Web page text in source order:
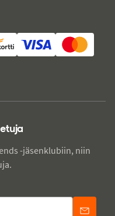
-jäsenklubiin, niin